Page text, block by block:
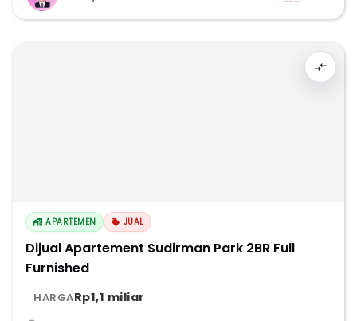
APARTEMEN JUAL
Dijual Apartement Sudirman Park 2BR Full
Furnished
HARGARp1,1 miliar